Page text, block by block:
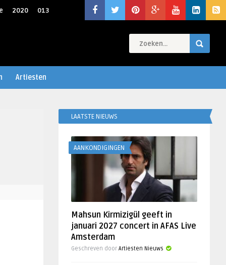
2020 013
Artiesten
LAATSTE NIEUWS
AANKONDIGINGEN
Mahsun Kirmizigül geeft in
januari 2027 concert in AFAS Live
Amsterdam
Geschreven door Artiesten Nieuws